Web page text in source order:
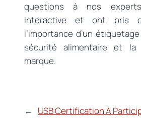
questions à nos
interactive et ont pris
l’importance d’un
sécurité alimentaire et
marque.
←
USB Certification A